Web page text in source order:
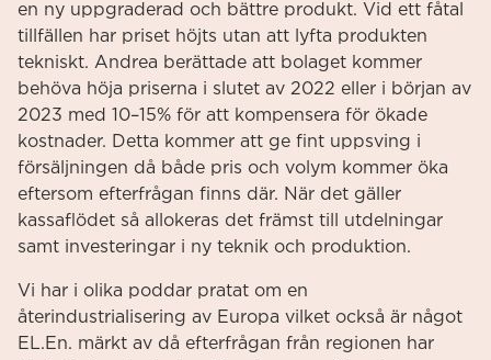
en ny uppgraderad och bättre produkt. Vid ett fåtal
tillfällen har priset höjts utan att lyfta produkten
tekniskt. Andrea berättade att bolaget kommer
behöva höja priserna i slutet av 2022 eller i början av
2023 med 10–15% för att kompensera för ökade
kostnader. Detta kommer att ge fint uppsving i
försäljningen då både pris och volym kommer öka
eftersom efterfrågan finns där. När det gäller
kassaflödet så allokeras det främst till utdelningar
samt investeringar i ny teknik och produktion.
Vi har i olika poddar pratat om en
återindustrialisering av Europa vilket också är något
EL.En. märkt av då efterfrågan från regionen har